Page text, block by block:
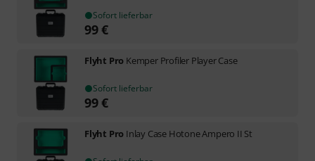
Sofort lieferbar
99€
Flyht Pro Kemper Profiler Player Case
Sofort lieferbar
99€
Flyht Pro Inlay Case Hotone Ampero II St